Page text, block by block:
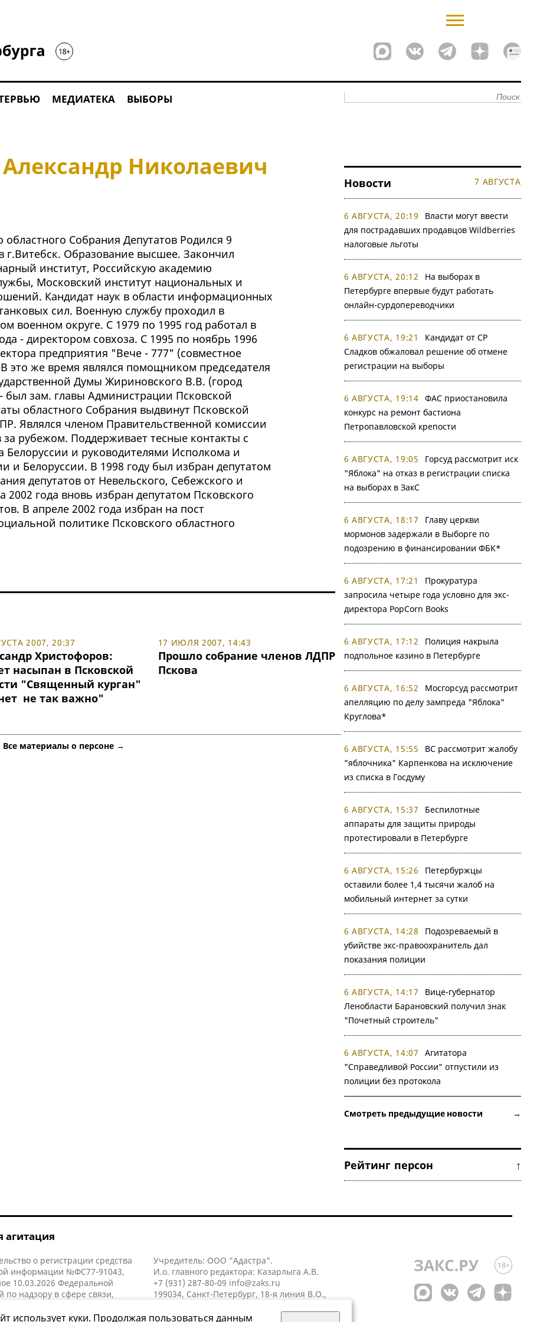
МЕДИАТЕКА ВЫБОРЫ
Николаевич
областного Собрания Депутатов Родился 9
г.Витебск. Образование высшее. Закончил
институт, Российскую академию
Московский институт национальных и
Кандидат наук в области информационных
сил. Военную службу проходил в
военном округе. С 1979 по 1995 год работал в
- директором совхоза. С 1995 по ноябрь 1996
предприятия "Вече - 777" (совместное
это же время являлся помощником председателя
Думы Жириновского В.В. (город
был зам. главы Администрации Псковской
областного Собрания выдвинут Псковской
Являлся членом Правительственной комиссии
за рубежом. Поддерживает тесные контакты с
и руководителями Исполкома и
и Белоруссии. В 1998 году был избран депутатом
депутатов от Невельского, Себежского и
2002 года вновь избран депутатом Псковского
В апреле 2002 года избран на пост
политике Псковского областного
2007, 20:37
Христофоров:
насыпан в Псковской
"Священный курган"
не так важно"
17 ИЮЛЯ 2007, 14:43
Прошло собрание членов ЛДПР
Пскова
Все материалы о персоне →
Новости 7 АВГУСТА
6 АВГУСТА, 20:19
Власти могут ввести
для пострадавших продавцов Wildberries
налоговые льготы
6 АВГУСТА, 20:12
На выборах в
Петербурге впервые будут работать
онлайн-сурдопереводчики
6 АВГУСТА, 19:21
Кандидат от СР
Сладков обжаловал решение об отмене
регистрации на выборы
6 АВГУСТА, 19:14 ФАС приостановила
конкурс на ремонт бастиона
Петропавловской крепости
6 АВГУСТА, 19:05
Горсуд рассмотрит иск
"Яблока" на отказ в регистрации списка
на выборах в ЗакС
6 АВГУСТА, 18:17
Главу церкви
мормонов задержали в Выборге по
подозрению в финансировании ФБК*
6 АВГУСТА, 17:21
Прокуратура
запросила четыре года условно для экс-
директора PopCorn Books
6 АВГУСТА, 17:12
Полиция накрыла
подпольное казино в Петербурге
6 АВГУСТА, 16:52
Мосгорсуд рассмотрит
апелляцию по делу зампреда "Яблока"
Круглова*
6 АВГУСТА, 15:55
ВС рассмотрит жалобу
"яблочника" Карпенкова на исключение
из списка в Госдуму
6 АВГУСТА, 15:37
Беспилотные
аппараты для защиты природы
протестировали в Петербурге
6 АВГУСТА, 15:26
Петербуржцы
оставили более 1,4 тысячи жалоб на
мобильный интернет за сутки
6 АВГУСТА, 14:28
Подозреваемый в
убийстве экс-правоохранитель дал
показания полиции
6 АВГУСТА, 14:17
Вице-губернатор
Ленобласти Барановский получил знак
"Почетный строитель"
6 АВГУСТА, 14:07
Агитатора
"Справедливой России" отпустили из
полиции без протокола
Смотреть предыдущие новости →
Рейтинг персон ↑
агитация
о регистрации средства
информации №ФС77-91043,
10.03.2026 Федеральной
по надзору в сфере связи,
(Роскомнадзор).
Учредитель: ООО "Адастра".
И.о. главного редактора: Казарлыга А.В.
+7 (931) 287-80-09 info@zaks.ru
199034, Санкт-Петербург, 18-я линия В.О.,
использует куки. Продолжая пользоваться данным